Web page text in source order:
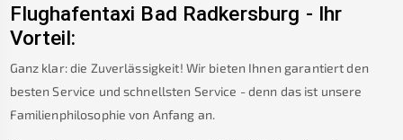
Flughafentaxi Bad Radkersburg - Ihr
Vorteil:
Ganz klar: die Zuverlässigkeit! Wir bieten Ihnen garantiert den
besten Service und schnellsten Service - denn das ist unsere
Familienphilosophie von Anfang an.